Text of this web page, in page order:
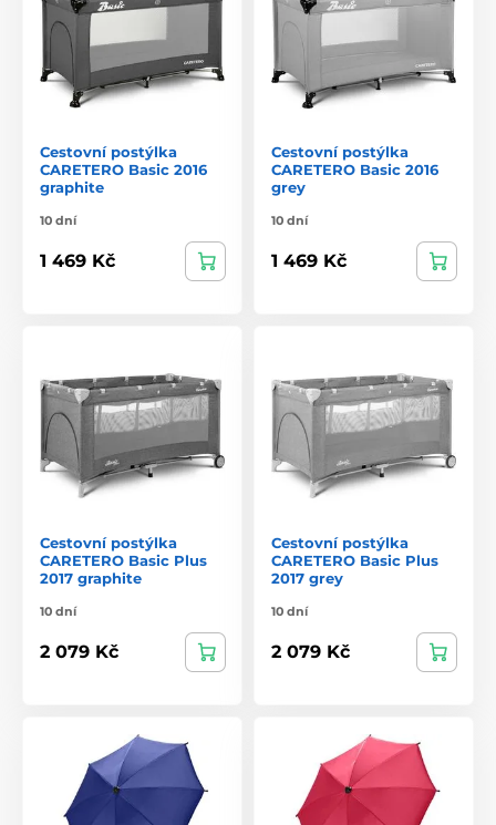
Cestovní postýlka
CARETERO Basic 2016
graphite
10 dní
1 469 Kč
Cestovní postýlka
CARETERO Basic 2016
grey
10 dní
1 469 Kč
Cestovní postýlka
CARETERO Basic Plus
2017 graphite
10 dní
2 079 Kč
Cestovní postýlka
CARETERO Basic Plus
2017 grey
10 dní
2 079 Kč